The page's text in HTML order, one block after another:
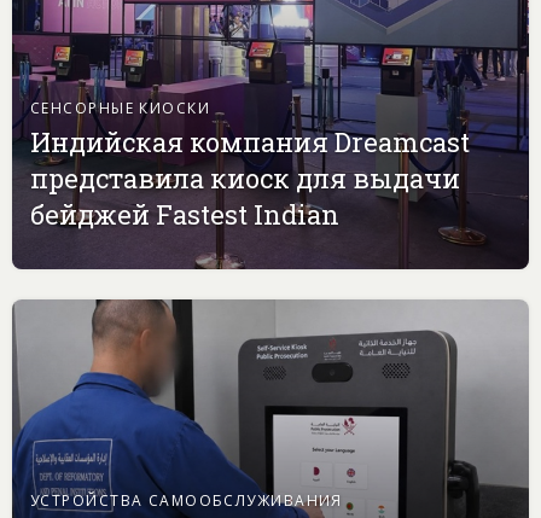
СЕНСОРНЫЕ КИОСКИ
Индийская компания Dreamcast
представила киоск для выдачи
бейджей Fastest Indian
УСТРОЙСТВА САМООБСЛУЖИВАНИЯ